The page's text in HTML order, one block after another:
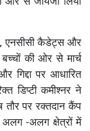
एनसीसी कैडेट्स और
की ओर से मार्च
गिद्दा पर आधारित
डिप्टी कमीश्नर ने
तौर पर रक्तदान कैंप
अलग -अलग क्षेत्रों में